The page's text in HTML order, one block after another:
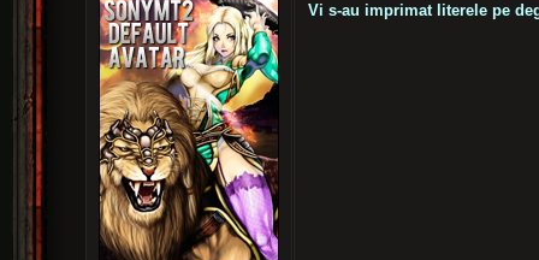
Vi s-au imprimat literele pe